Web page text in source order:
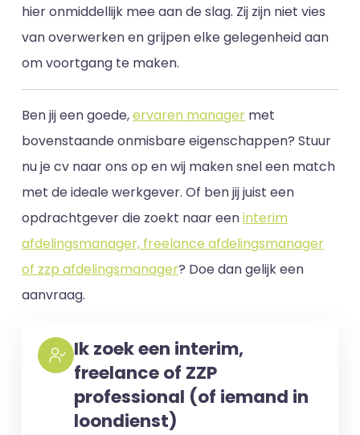
hier onmiddellijk mee aan de slag. Zij zijn niet vies
van overwerken en grijpen elke gelegenheid aan
om voortgang te maken.
Ben jij een goede,ervaren manager met
bovenstaande onmisbare eigenschappen? Stuur
nu je cv naar ons op en wij maken snel een match
met de ideale werkgever. Of ben jij juist een
opdrachtgever die zoekt naar eeninterim
afdelingsmanager, freelance afdelingsmanager
of zzp afdelingsmanager? Doe dan gelijk een
aanvraag.
Ik zoek een interim,
freelance of ZZP
professional (of iemand in
loondienst)